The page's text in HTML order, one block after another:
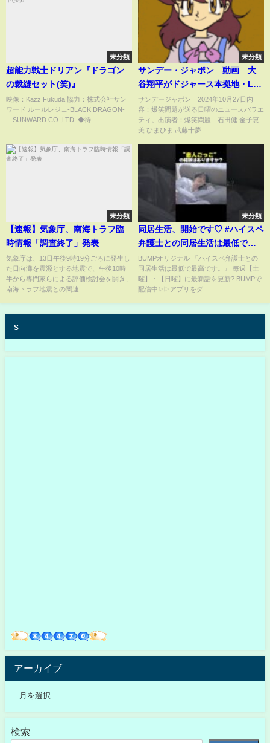
未分類
超能力戦士ドリアン『ドラゴン
の裁縫セット(笑)』
映像：Kazz Fukuda 協力：株式会社サン
ワード ルールレジェ-BLACK DRAGON-
©️SUNWARD CO.,LTD. ◆待...
未分類
サンデー・ジャポン 動画 大
谷翔平がドジャース本拠地・LA
で凱旋パレード 11月3日
サンデージャポン 2024年10月27日内
容：爆笑問題が送る日曜のニュースバラエ
ティ。出演者：爆笑問題 石田健 金子恵
美 ひまひま 武藤十夢...
未分類
【速報】気象庁、南海トラフ臨
時情報「調査終了」発表
気象庁は、13日午後9時19分ごろに発生し
た日向灘を震源とする地震で、午後10時
半から専門家らによる評価検討会を開き、
南海トラフ地震との関連...
未分類
同居生活、開始です♡ #ハイスペ
弁護士との同居生活は最低で最
高です #契約交際 #同居生活 #ラ
ブコメ
BUMPオリジナル 『ハイスペ弁護士との
同居生活は最低で最高です。』 毎週【土
曜】・【日曜】に最新話を更新? BUMPで
配信中✨▷アプリをダ...
s
アーカイブ
検索